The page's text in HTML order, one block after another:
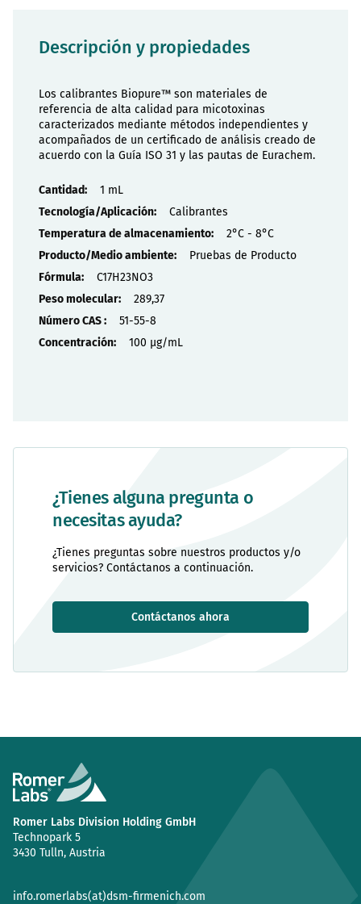
¿Tienes alguna pregunta o
necesitas ayuda?
¿Tienes preguntas sobre nuestros productos y/o
servicios? Contáctanos a continuación.
Contáctanos ahora
Descripción y propiedades
Los calibrantes Biopure™ son materiales de
referencia de alta calidad para micotoxinas
caracterizados mediante métodos independientes y
acompañados de un certificado de análisis creado de
acuerdo con la Guía ISO 31 y las pautas de Eurachem.
Propiedades1 mL
Calibrantes
2°C - 8°C
Pruebas de Producto
C17H23NO3
289,37
51-55-8
100 µg/mL
Romer Labs Division Holding GmbH
Technopark 5
3430 Tulln, Austria
info.romerlabs(at)dsm-firmenich.com